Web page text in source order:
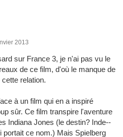
2013
sur France 3, je n'ai pas vu le
de ce film, d'où le manque de
relation.
à un film qui en a inspiré
sûr. Ce film transpire l'aventure
Indiana Jones (le destin? Inde--
portait ce nom.) Mais Spielberg